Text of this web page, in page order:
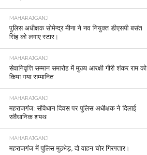
MAHARAJGANJ
पुलिस अधीक्षक सोमेन्द्र मीना ने नव नियुक्त डीएसपी बसंत
सिंह को लगाए स्टार।
MAHARAJGANJ
सेवानिवृत्ति सम्मान समारोह में मुख्य आरक्षी गौरी शंकर राम को
किया गया सम्मानित
MAHARAJGANJ
महराजगंज: संविधान दिवस पर पुलिस अधीक्षक ने दिलाई
संवैधानिक शपथ
MAHARAJGANJ
महराजगंज में पुलिस मुठभेड़, दो वाहन चोर गिरफ्तार।